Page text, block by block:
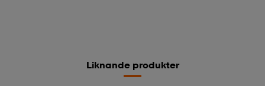
Liknande produkter